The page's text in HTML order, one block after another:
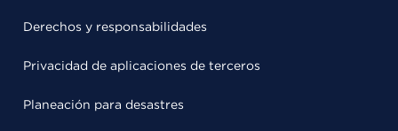
Derechos y responsabilidades
Privacidad de aplicaciones de terceros
Planeación para desastres